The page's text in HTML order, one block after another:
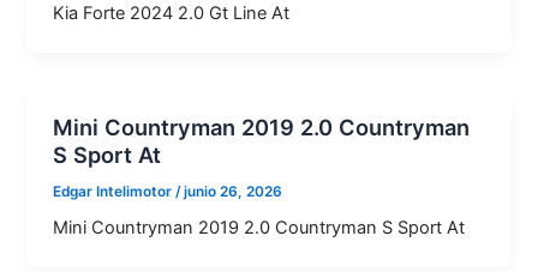
Kia Forte 2024 2.0 Gt Line At
Mini Countryman 2019 2.0 Countryman
S Sport At
Edgar Intelimotor /junio 26, 2026
Mini Countryman 2019 2.0 Countryman S Sport At